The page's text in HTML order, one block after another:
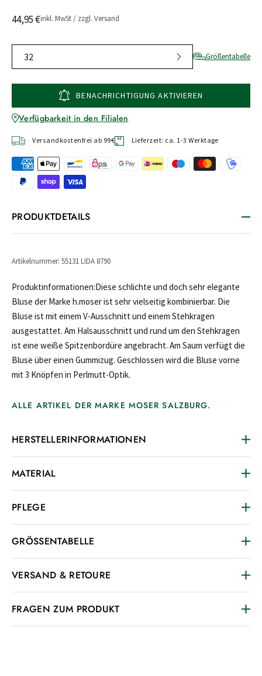
44,95 €inkl. MwSt / zzgl. Versand
Größentabelle
32
BENACHRICHTIGUNG AKTIVIEREN
Verfügbarkeit in den Filialen
Versandkostenfrei ab 99€ Lieferzeit: ca. 1-3 Werktage
PRODUKTDETAILS
Artikelnummer: 55131 LIDA 8790
Produktinformationen:Diese schlichte und doch sehr elegante
Bluse der Marke h.moser ist sehr vielseitig kombinierbar. Die
Bluse ist mit einem V-Ausschnitt und einem Stehkragen
ausgestattet. Am Halsausschnitt und rund um den Stehkragen
ist eine weiße Spitzenbordüre angebracht. Am Saum verfügt die
Bluse über einen Gummizug. Geschlossen wird die Bluse vorne
mit 3 Knöpfen in Perlmutt-Optik.
ALLE ARTIKEL DER MARKE MOSER SALZBURG.
HERSTELLERINFORMATIONEN
MATERIAL
PFLEGE
GRÖSSENTABELLE
VERSAND & RETOURE
FRAGEN ZUM PRODUKT